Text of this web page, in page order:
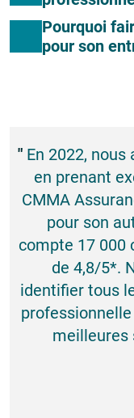
Pourquoi
pour son
" En 2022, nous
en prenant
CMMA
pour son
compte 17 000
de 4,8/5*.
identifier tous
meilleures